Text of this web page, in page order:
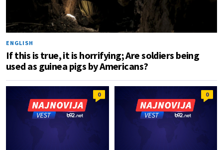
ENGLISH
If this is true, it is horrifying; Are soldiers being
used as guinea pigs by Americans?
0 0